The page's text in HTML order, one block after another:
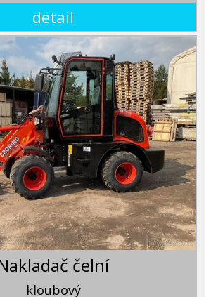
detail
čelní
kloubový